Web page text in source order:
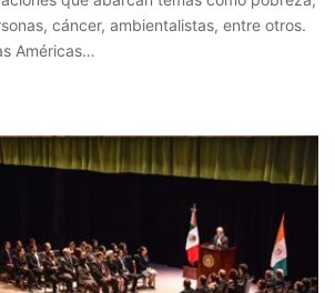
cáncer, ambientalistas, entre otros.
Américas…